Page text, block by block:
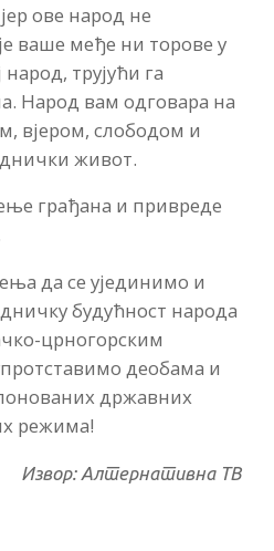
ове народ не
ваше међе ни торове у
народ, трујући га
Народ вам одговара на
вјером, слободом и
живот.
грађана и привреде
да се ујединимо и
будућност народа
црногорским
деобама и
државних
режима!
Извор: Алтернативна ТВ